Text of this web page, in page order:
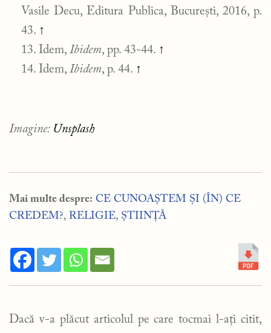
Vasile Decu, Editura Publica, București, 2016, p.
43. ↑
Idem, Ibidem, pp. 43-44. ↑
Idem, Ibidem, p. 44. ↑
Imagine: Unsplash
Mai multe despre: CE CUNOAȘTEM ȘI (ÎN) CE
CREDEM?, RELIGIE, ȘTIINȚĂ
Dacă v-a plăcut articolul pe care tocmai l-ați citit,